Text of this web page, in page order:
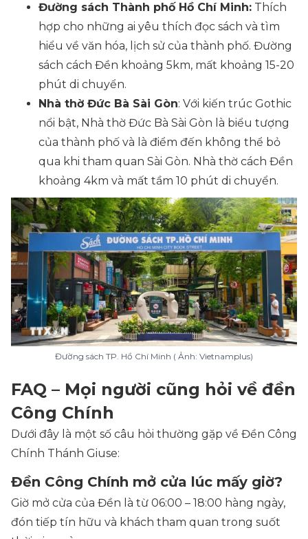
Đường sách Thành phố Hồ Chí Minh: Thích
hợp cho những ai yêu thích đọc sách và tìm
hiểu về văn hóa, lịch sử của thành phố. Đường
sách cách Đền khoảng 5km, mất khoảng 15-20
phút di chuyển.
Nhà thờ Đức Bà Sài Gòn: Với kiến trúc Gothic
nổi bật, Nhà thờ Đức Bà Sài Gòn là biểu tượng
của thành phố và là điểm đến không thể bỏ
qua khi tham quan Sài Gòn. Nhà thờ cách Đền
khoảng 4km và mất tầm 10 phút di chuyển.
Đường sách TP. Hồ Chí Minh ( Ảnh: Vietnamplus)
FAQ – Mọi người cũng hỏi về đền
Công Chính
Dưới đây là một số câu hỏi thường gặp về Đền Công
Chính Thánh Giuse:
Đền Công Chính mở cửa lúc mấy giờ?
Giờ mở cửa của Đền là từ 06:00 – 18:00 hàng ngày,
đón tiếp tín hữu và khách tham quan trong suốt